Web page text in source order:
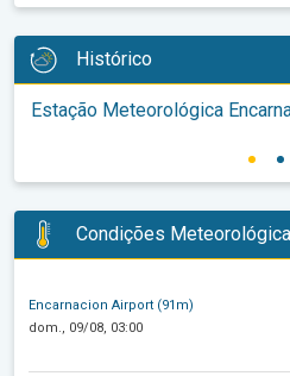
Histórico
Estação Meteorológica
Condições
Encarnacion Airport (91m)
dom., 09/08, 03:00